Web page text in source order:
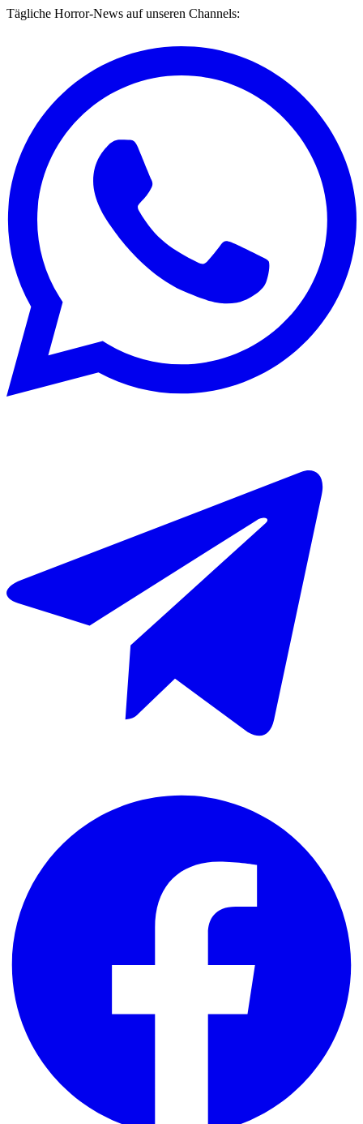
Tägliche Horror-News auf unseren Channels: